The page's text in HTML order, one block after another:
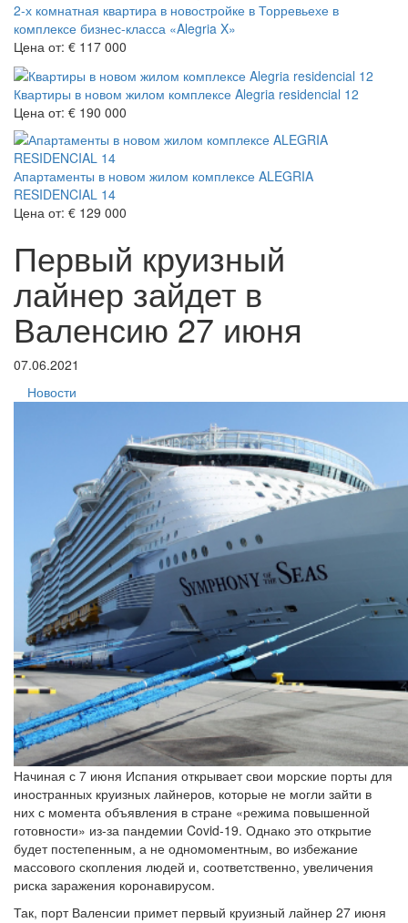
2-х комнатная квартира в новостройке в Торревьехе в
комплексе бизнес-класса «Alegria X»
Цена от: € 117 000
Квартиры в новом жилом комплексе Alegria residencial 12
Цена от: € 190 000
Апартаменты в новом жилом комплексе ALEGRIA
RESIDENCIAL 14
Цена от: € 129 000
Первый круизный
лайнер зайдет в
Валенсию 27 июня
07.06.2021
Новости
Начиная с 7 июня Испания открывает свои морские порты для
иностранных круизных лайнеров, которые не могли зайти в
них с момента объявления в стране «режима повышенной
готовности» из-за пандемии Covid-19. Однако это открытие
будет постепенным, а не одномоментным, во избежание
массового скопления людей и, соответственно, увеличения
риска заражения коронавирусом.
Так, порт Валенсии примет первый круизный лайнер 27 июня